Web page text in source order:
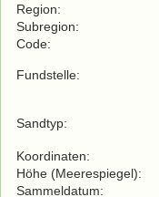
Region:
Subregion:
Code:
Fundstelle:
Sandtyp:
Koordinaten:
Höhe (Meerespiegel):
Sammeldatum: